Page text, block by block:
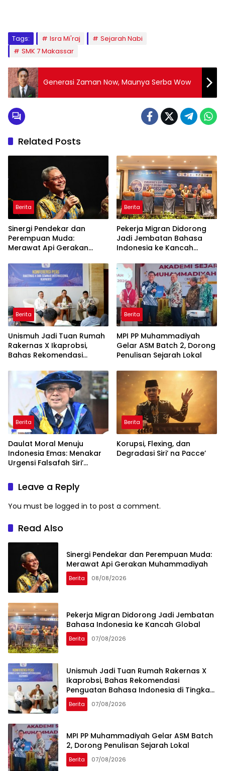
Tags: Isra Mi'raj
Sejarah Nabi
SMK 7 Makassar
Generasi Zaman Now, Maunya Serba Wow
Related Posts
Berita
Sinergi Pendekar dan
Perempuan Muda:
Merawat Api Gerakan
Berita
Pekerja Migran Didorong
Jadi Jembatan Bahasa
Indonesia ke Kancah
Berita
Unismuh Jadi Tuan Rumah
Rakernas X Ikaprobsi,
Bahas Rekomendasi
Indonesia di Tingkat
Global
Berita
MPI PP Muhammadiyah
Gelar ASM Batch 2, Dorong
Penulisan Sejarah Lokal
Berita
Daulat Moral Menuju
Indonesia Emas: Menakar
Urgensi Falsafah Siri’
Ancaman Kleptokrasi
Berita
Korupsi, Flexing, dan
Degradasi Siri’ na Pacce’
Leave a Reply
You must be logged in to post a comment.
Read Also
Sinergi Pendekar dan Perempuan Muda:
Merawat Api Gerakan Muhammadiyah
Berita 08/08/2026
Pekerja Migran Didorong Jadi Jembatan
Bahasa Indonesia ke Kancah Global
Berita 07/08/2026
Unismuh Jadi Tuan Rumah Rakernas X
Ikaprobsi, Bahas Rekomendasi
Penguatan Bahasa Indonesia di Tingkat
Global
Berita 07/08/2026
MPI PP Muhammadiyah Gelar ASM Batch
2, Dorong Penulisan Sejarah Lokal
Berita 07/08/2026